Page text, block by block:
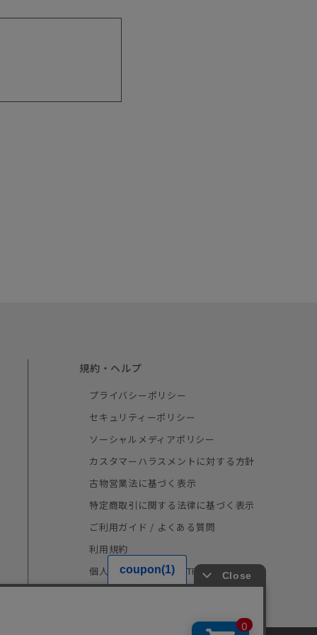
規約・ヘルプ
プライバシーポリシー
セキュリティーポリシー
ソーシャルメディアポリシー
カスタマーハラスメントに対する方針
古物営業法に基づく表示
特定商取引に関する法律に基づく表示
ご利用ガイド / よくある質問
利用規約
個人情報の取り扱い（TRUSTe）